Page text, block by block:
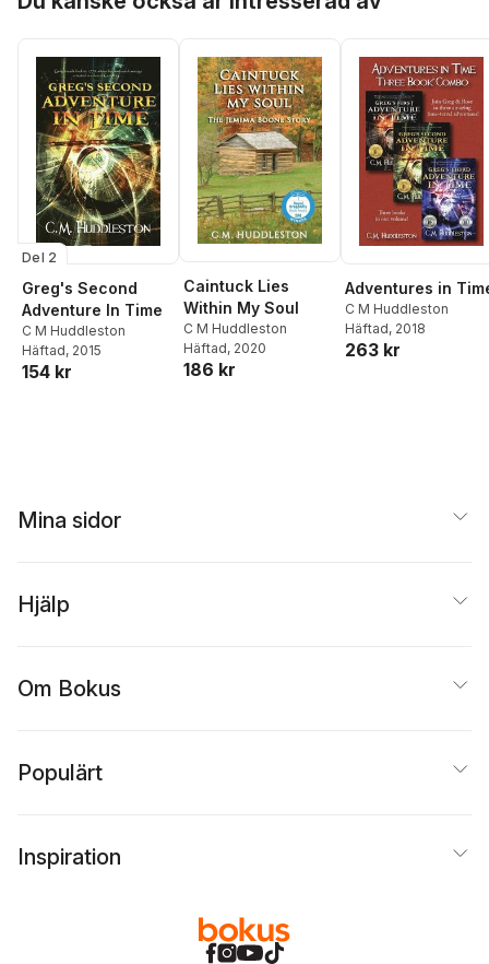
Del 2
Greg's Second
Adventure In Time
C M Huddleston
Häftad, 2015
154 kr
Caintuck Lies
Within My Soul
C M Huddleston
Häftad, 2020
186 kr
Adventures in
C M Huddleston
Häftad, 2018
263 kr
Mina sidor
Hjälp
Om Bokus
Populärt
Inspiration